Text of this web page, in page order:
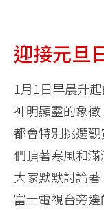
迎接元旦
1月1日早晨升
神明顯靈的象
都會特別挑選
們頂著寒風和
大家默默討論
富士電視台旁